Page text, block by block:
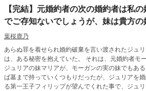
【完結】元婚約者の次の婚約者は私
でご存知ないでしょうが、妹は貴方の
葉桜鹿乃
あらぬ罪を着せられ婚約破棄を言い渡されたジュ
は、ある秘密を抱えていた。 それは、元婚約者モ
ジュリアの妹マリアが、モーガンの実の妹でもあ
ば墓まで持っていくつもりだったが、ジュリアを
る第一王子フィリップが望んでくれた事で、ジュ